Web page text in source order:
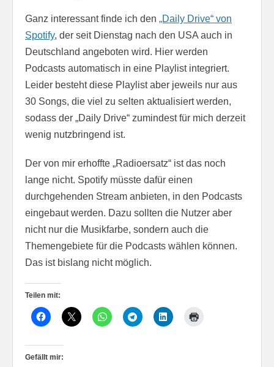
Ganz interessant finde ich den „Daily Drive“ von
Spotify, der seit Dienstag nach den USA auch in
Deutschland angeboten wird. Hier werden
Podcasts automatisch in eine Playlist integriert.
Leider besteht diese Playlist aber jeweils nur aus
30 Songs, die viel zu selten aktualisiert werden,
sodass der „Daily Drive“ zumindest für mich derzeit
wenig nutzbringend ist.
Der von mir erhoffte „Radioersatz“ ist das noch
lange nicht. Spotify müsste dafür einen
durchgehenden Stream anbieten, in den Podcasts
eingebaut werden. Dazu sollten die Nutzer aber
nicht nur die Musikfarbe, sondern auch die
Themengebiete für die Podcasts wählen können.
Das ist bislang nicht möglich.
Teilen mit:
Gefällt mir: